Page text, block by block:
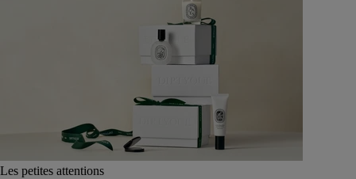
Les petites attentions